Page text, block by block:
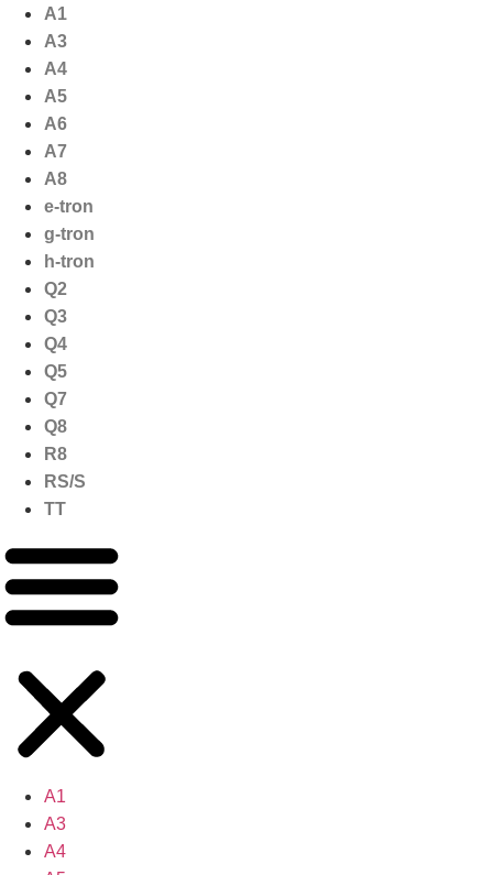
naar
inhoud
A1
A3
A4
A5
A6
A7
A8
e-tron
g-tron
h-tron
Q2
Q3
Q4
Q5
Q7
Q8
R8
RS/S
TT
A1
A3
A4